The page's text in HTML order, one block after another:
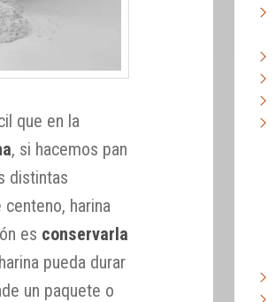
que en la
, si hacemos pan
distintas
harina
es conservarla
pueda durar
un paquete o